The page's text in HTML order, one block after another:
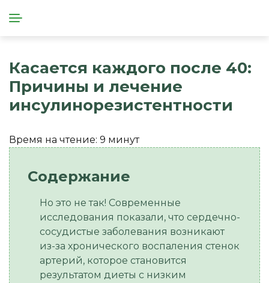
Касается каждого после 40:
Причины и лечение
инсулинорезистентности
Время на чтение: 9 минут
Но это не так! Современные
исследования показали, что сердечно-
сосудистые заболевания возникают
из-за хронического воспаления стенок
артерий, которое становится
результатом диеты с низким